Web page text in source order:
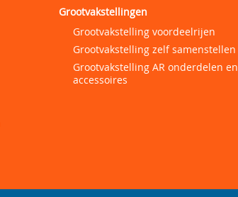
Grootvakstellingen
Grootvakstelling voordeelrijen
Grootvakstelling zelf samenstellen
Grootvakstelling AR onderdelen en
accessoires